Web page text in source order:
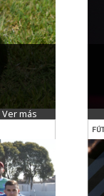
Ver más